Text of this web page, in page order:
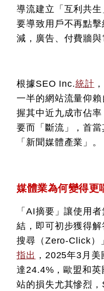
導流建立「互利共
要導致用戶不再點
減，廣告、付費牆與
根據SEO Inc.統計
一半的網站流量仰
握其中近九成市佔
要而「斷流」，首
「新聞媒體產業」。
媒體業為何變得更
「AI摘要」讓使用
結，即可初步獲得
搜尋（Zero-Click）
指出 ，2025年3月
達24.4%，歐盟和
站的損失尤其慘烈